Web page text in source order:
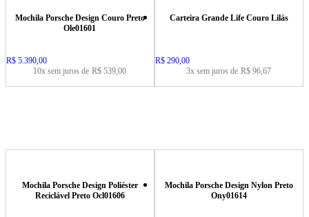
Mochila Porsche Design Couro Preto
Ole01601
Price:
R$ 5.390,00
10x sem juros de R$ 539,00
Carteira Grande Life Couro Lilás
Price:
R$ 290,00
3x sem juros de R$ 96,67
Mochila Porsche Design Poliéster
Reciclável Preto Ocl01606
Mochila Porsche Design Nylon Preto
Ony01614